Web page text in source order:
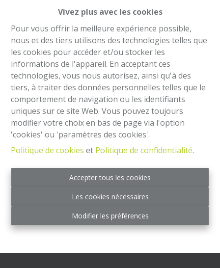
Vivez plus avec les cookies
Pour vous offrir la meilleure expérience possible,
nous et des tiers utilisons des technologies telles que
les cookies pour accéder et/ou stocker les
informations de l'appareil. En acceptant ces
technologies, vous nous autorisez, ainsi qu'à des
tiers, à traiter des données personnelles telles que le
comportement de navigation ou les identifiants
uniques sur ce site Web. Vous pouvez toujours
modifier votre choix en bas de page via l'option
'cookies' ou 'paramètres des cookies'.
Politique de cookies et Politique de confidentialité.
Accepter tous les cookies
Les cookies nécessaires
Modifier les préférences
Appartement 2 chambres - Rue de la Cambre
186, 1200 Woluwe-St-Lambert
Rue de la Cambre 186, 1200 Woluwe-Saint-
Lambert|Ref: 2324
94 m²